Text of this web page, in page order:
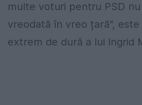
multe voturi pentru PSD
vreodată în vreo țară", este
extrem de dură a lui Ingrid